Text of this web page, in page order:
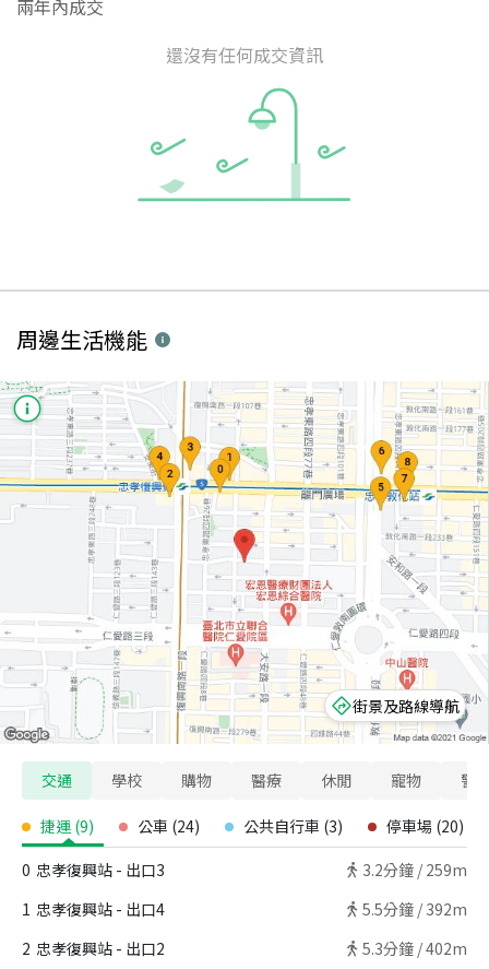
兩年內成交
還沒有任何成交資訊
周邊生活機能
街景及路線導航
交通 學校 購物 醫療 休閒 寵物 警
捷運 (9) 公車 (24) 公共自行車 (3) 停車場 (20)
0 忠孝復興站 - 出口3 3.2分鐘 / 259m
1 忠孝復興站 - 出口4 5.5分鐘 / 392m
2 忠孝復興站 - 出口2 5.3分鐘 /402m